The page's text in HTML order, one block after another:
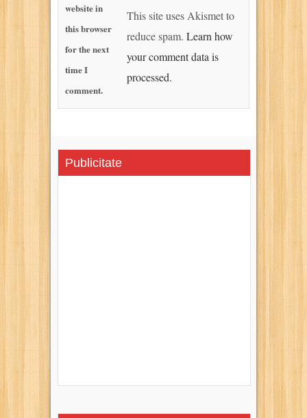
website in
this browser
for the next
time I
comment.
This site uses Akismet to
reduce spam. Learn how
your comment data is
processed.
Publicitate